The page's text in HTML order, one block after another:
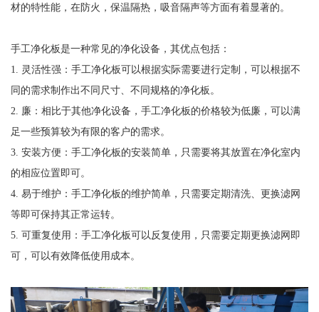
材的特性能，在防火，保温隔热，吸音隔声等方面有着显著的。
手工净化板是一种常见的净化设备，其优点包括：
1. 灵活性强：手工净化板可以根据实际需要进行定制，可以根据不
同的需求制作出不同尺寸、不同规格的净化板。
2. 廉：相比于其他净化设备，手工净化板的价格较为低廉，可以满
足一些预算较为有限的客户的需求。
3. 安装方便：手工净化板的安装简单，只需要将其放置在净化室内
的相应位置即可。
4. 易于维护：手工净化板的维护简单，只需要定期清洗、更换滤网
等即可保持其正常运转。
5. 可重复使用：手工净化板可以反复使用，只需要定期更换滤网即
可，可以有效降低使用成本。